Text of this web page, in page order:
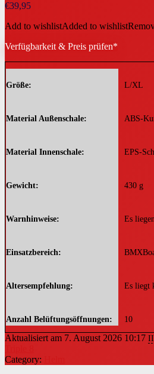
€39,95
Add to wishlistAdded to wishlist
Verfügbarkeit & Preis prüfen*
Größe L/XL
Material Außenschale ABS-
Material Innenschale EPS-
Gewicht 430 g
Warnhinweise Es
Einsatzbereich
Altersempfehlung Es liegt
Anzahl Belüftungsöffnungen 10
Aktualisiert am 7. August 2026 10:17 II
Category: